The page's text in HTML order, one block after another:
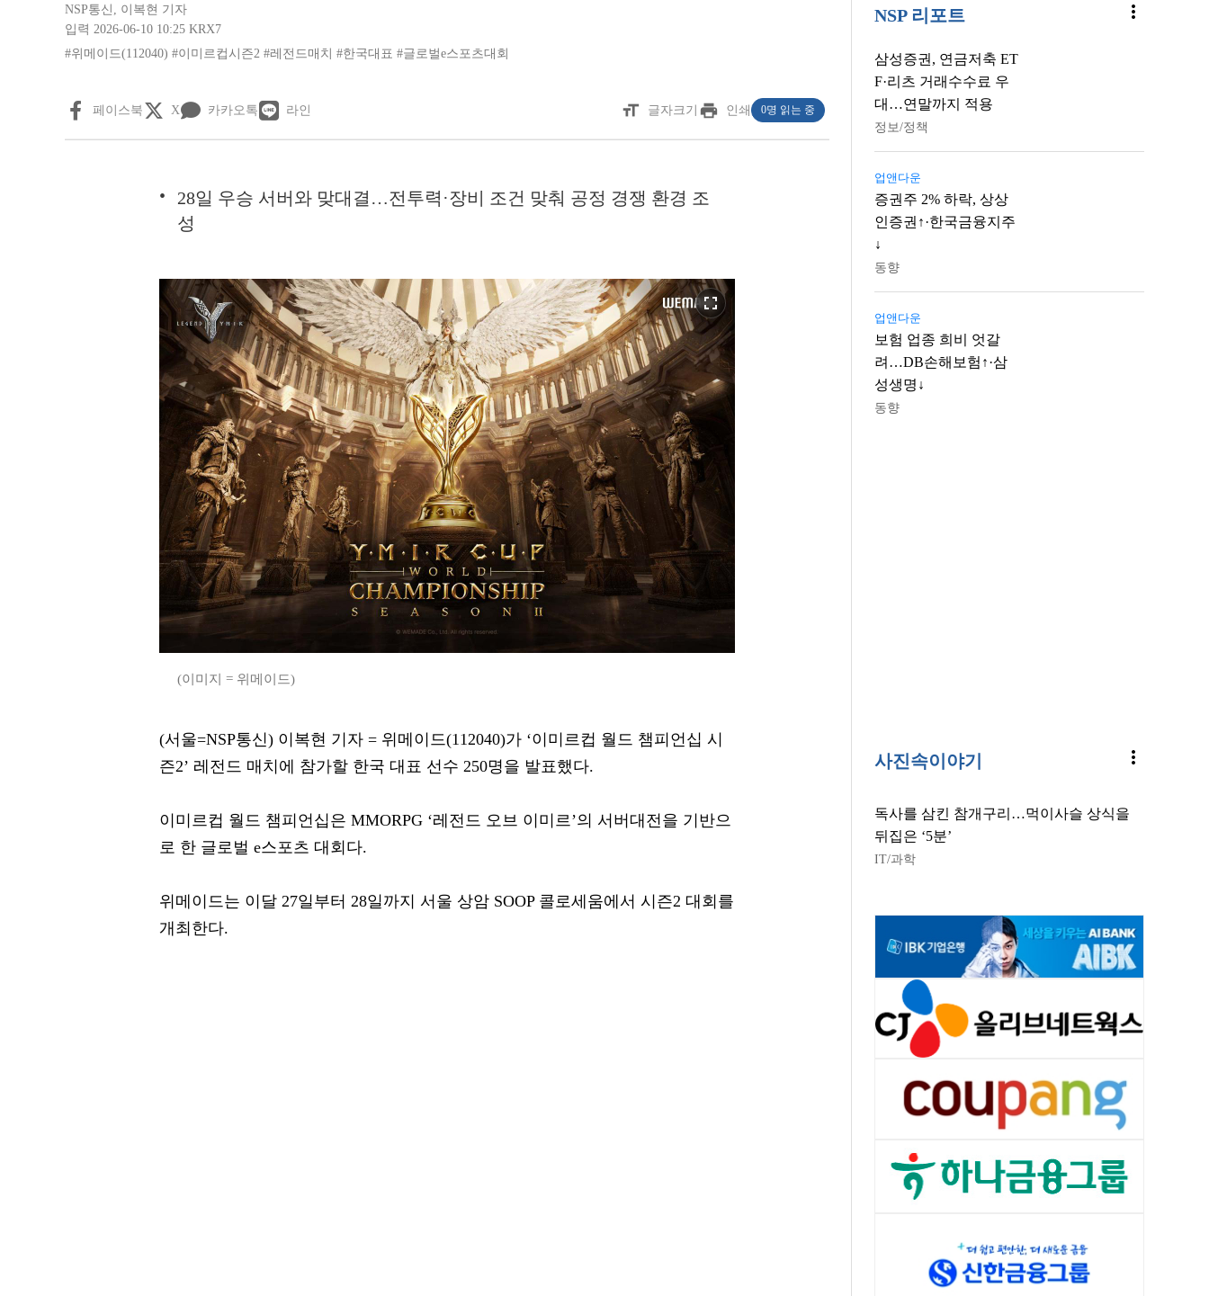
NSP통신 , 이복현 기자
입력 2026-06-10 10:25 KRX7
#위메이드(112040) #이미르컵시즌2 #레전드매치 #한국대표 #글로벌e스포츠대회
페이스북 X 카카오톡 라인 format_size 글자크기 print 인쇄 0명 읽는 중
28일 우승 서버와 맞대결…전투력·장비 조건 맞춰 공정 경쟁 환경 조
성
fullscreen
(이미지 = 위메이드)
(서울=NSP통신) 이복현 기자 = 위메이드(112040)가 ‘이미르컵 월드 챔피언십 시
즌2’ 레전드 매치에 참가할 한국 대표 선수 250명을 발표했다.
이미르컵 월드 챔피언십은 MMORPG ‘레전드 오브 이미르’의 서버대전을 기반으
로 한 글로벌 e스포츠 대회다.
위메이드는 이달 27일부터 28일까지 서울 상암 SOOP 콜로세움에서 시즌2 대회를
개최한다.
NSP 리포트 more_vert
삼성증권, 연금저축 ET
F·리츠 거래수수료 우
대…연말까지 적용
정보/정책
업앤다운
증권주 2% 하락, 상상
인증권↑·한국금융지주
↓
동향
업앤다운
보험 업종 희비 엇갈
려…DB손해보험↑·삼
성생명↓
동향
사진속이야기 more_vert
독사를 삼킨 참개구리…먹이사슬 상식을
뒤집은 ‘5분’
IT/과학